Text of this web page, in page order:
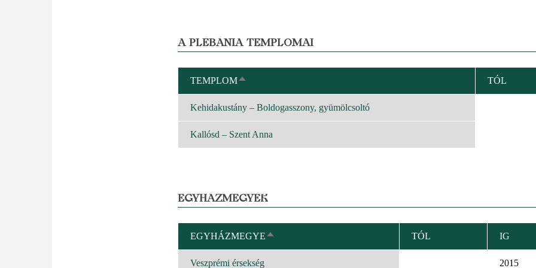
A PLÉBÁNIA TEMPLOMAI
TEMPLOMCSÖKKENŐ
RENDEZÉS
TÓL
Kehidakustány – Boldogasszony, gyümölcsoltó
Kallósd – Szent Anna
EGYHÁZMEGYÉK
EGYHÁZMEGYECSÖKKENŐ
RENDEZÉS
TÓL IG
Veszprémi érsekség 2015